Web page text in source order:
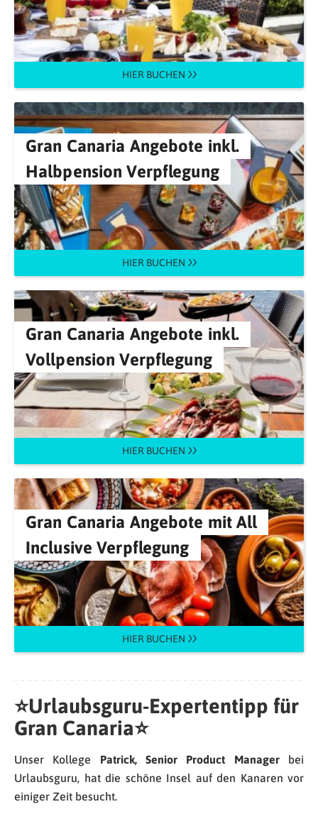
HIER BUCHEN
Gran Canaria Angebote inkl.
Halbpension Verpflegung
HIER BUCHEN
Gran Canaria Angebote inkl.
Vollpension Verpflegung
HIER BUCHEN
Gran Canaria Angebote mit All
Inclusive Verpflegung
HIER BUCHEN
⭐Urlaubsguru-Expertentipp für
Gran Canaria⭐
Unser Kollege Patrick, Senior Product Managerbei
Urlaubsguru, hat die schöne Insel auf den Kanaren vor
einiger Zeit besucht.